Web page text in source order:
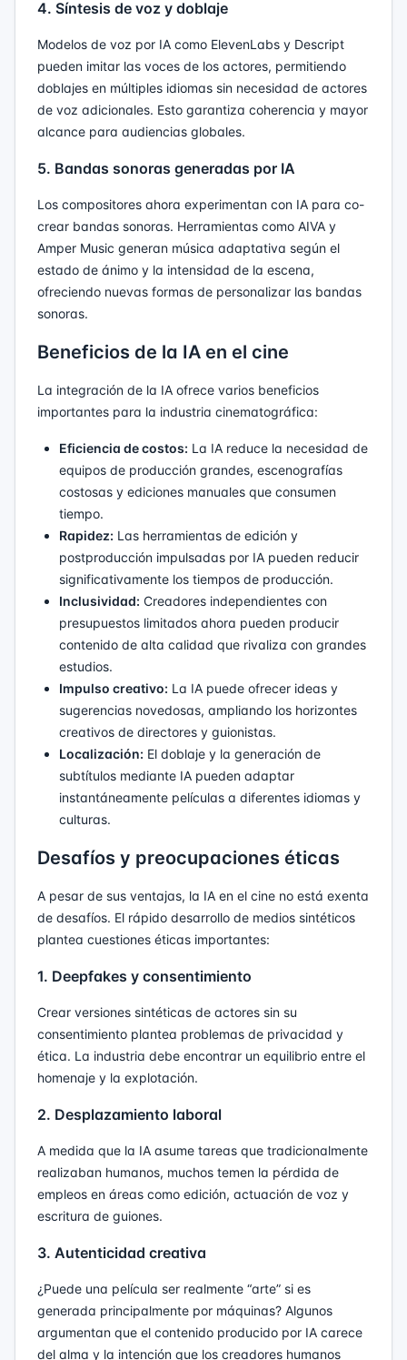
4. Síntesis de voz y doblaje
Modelos de voz por IA como ElevenLabs y Descript
pueden imitar las voces de los actores, permitiendo
doblajes en múltiples idiomas sin necesidad de actores
de voz adicionales. Esto garantiza coherencia y mayor
alcance para audiencias globales.
5. Bandas sonoras generadas por IA
Los compositores ahora experimentan con IA para co-
crear bandas sonoras. Herramientas como AIVA y
Amper Music generan música adaptativa según el
estado de ánimo y la intensidad de la escena,
ofreciendo nuevas formas de personalizar las bandas
sonoras.
Beneficios de la IA en el cine
La integración de la IA ofrece varios beneficios
importantes para la industria cinematográfica:
Eficiencia de costos: La IA reduce la necesidad de
equipos de producción grandes, escenografías
costosas y ediciones manuales que consumen
tiempo.
Rapidez: Las herramientas de edición y
postproducción impulsadas por IA pueden reducir
significativamente los tiempos de producción.
Inclusividad: Creadores independientes con
presupuestos limitados ahora pueden producir
contenido de alta calidad que rivaliza con grandes
estudios.
Impulso creativo: La IA puede ofrecer ideas y
sugerencias novedosas, ampliando los horizontes
creativos de directores y guionistas.
Localización: El doblaje y la generación de
subtítulos mediante IA pueden adaptar
instantáneamente películas a diferentes idiomas y
culturas.
Desafíos y preocupaciones éticas
A pesar de sus ventajas, la IA en el cine no está exenta
de desafíos. El rápido desarrollo de medios sintéticos
plantea cuestiones éticas importantes:
1. Deepfakes y consentimiento
Crear versiones sintéticas de actores sin su
consentimiento plantea problemas de privacidad y
ética. La industria debe encontrar un equilibrio entre el
homenaje y la explotación.
2. Desplazamiento laboral
A medida que la IA asume tareas que tradicionalmente
realizaban humanos, muchos temen la pérdida de
empleos en áreas como edición, actuación de voz y
escritura de guiones.
3. Autenticidad creativa
¿Puede una película ser realmente “arte” si es
generada principalmente por máquinas? Algunos
argumentan que el contenido producido por IA carece
del alma y la intención que los creadores humanos